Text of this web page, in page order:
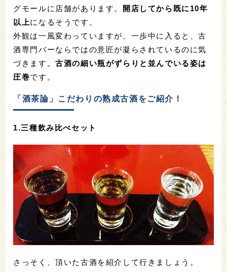
グモールに店舗があります。
開店してから既に10年
以上になるそうです。
外観は一風変わっていますが、一歩中に入ると、古
酒専門バーならではの意匠が凝らされているのに気
づきます。古酒の細い瓶がずらりと並んでいる姿は
圧巻です。
「酒茶論」こだわりの熟成古酒をご紹介！
1.三種飲み比べセット
さっそく、頂いた古酒を紹介して行きましょう。